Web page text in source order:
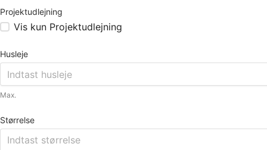
Projektudlejning
Vis kun Projektudlejning
Husleje
Max.
Størrelse